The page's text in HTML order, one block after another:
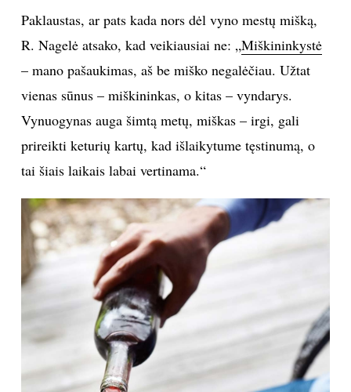
Paklaustas, ar pats kada nors dėl vyno mestų mišką,
R. Nagelė atsako, kad veikiausiai ne: „Miškininkystė
– mano pašaukimas, aš be miško negalėčiau. Užtat
vienas sūnus – miškininkas, o kitas – vyndarys.
Vynuogynas auga šimtą metų, miškas – irgi, gali
prireikti keturių kartų, kad išlaikytume tęstinumą, o
tai šiais laikais labai vertinama.“